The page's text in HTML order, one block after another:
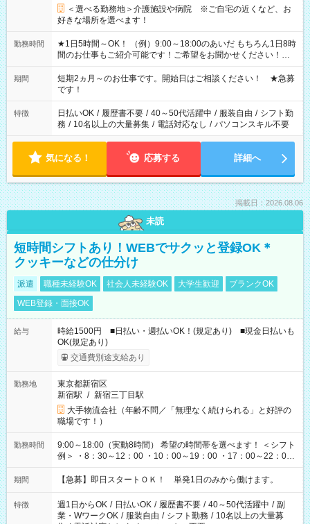
＜選べる勤務地＞介護施設や病院 ※ご自宅の近くなど、お
好きな場所を選べます！
勤務時間
★1日5時間～OK！ （例）9:00～18:00のあいだ もちろん1日8時
間のお仕事もご紹介可能です！ご希望をお聞かせください！★
家庭の都合でお休みが必要な場合も遠慮なくご相談ください。
※週最低15時間以上の勤務が必要です
期間
短期2ヵ月～のお仕事です。開始日はご相談ください！ ★急募
です！
特徴 日払いOK / 履歴書不要 / 40～50代活躍中 / 服装自由 / シフト勤
務 / 10名以上の大量募集 / 電話対応なし / パソコンスキル不要
気になる！ 応募する 詳細へ
掲載日：2026.08.06
未読
短時間シフトあり！WEBでサクッと登録OK＊
クッキーなどの仕分け
派遣 職種未経験OK 社会人未経験OK 大学生歓迎
ブランクOK
WEB登録・面接OK
給与
時給1500円 ■日払い・週払いOK！(規定あり) ■現金日払いも
OK(規定あり)
交通費別途支給あり
勤務地
東京都新宿区
新宿駅 / 新宿三丁目駅
大手物流会社（年齢不問／「無理なく続けられる」と好評の
職場です！）
勤務時間
9:00～18:00（実動8時間） 希望の時間帯を選べます！ ＜シフト
例＞ ・8：30～12：00 ・10：00～19：00 ・17：00～22：00
・13：00～22：00 ・22：00～翌6：00 など
期間 【急募】即日スタートＯＫ！ 単発1日のみから働けます。
特徴 週1日からOK / 日払いOK / 履歴書不要 / 40～50代活躍中 / 副
業・WワークOK / 服装自由 / シフト勤務 / 10名以上の大量募